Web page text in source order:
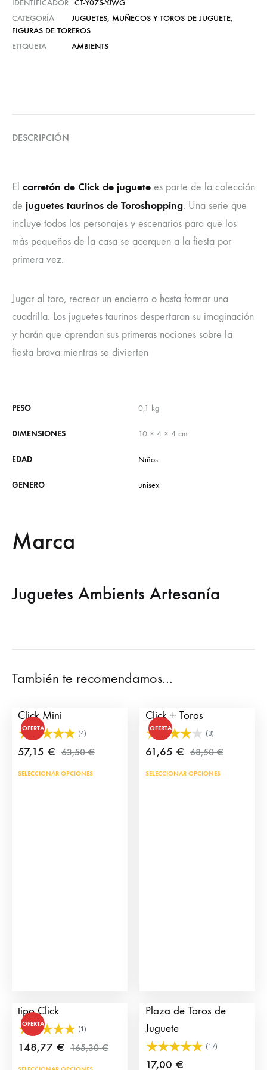
IDENTIFICADOR CT-Y07S-YJWG
CATEGORÍA
JUGUETES, MUÑECOS Y TOROS DE JUGUETE,
FIGURAS DE TOREROS
ETIQUETA
AMBIENTS
DESCRIPCIÓN
El carretón de Click de juguete es parte de la colección
de juguetes taurinos de Toroshopping. Una serie que
incluye todos los personajes y escenarios para que los
más pequeños de la casa se acerquen a la fiesta por
primera vez.
Jugar al toro, recrear un encierro o hasta formar una
cuadrilla. Los juguetes taurinos despertaran su imaginación
y harán que aprendan sus primeras nociones sobre la
fiesta brava mientras se divierten
PESO 0,1 kg
DIMENSIONES 10 × 4 × 4 cm
EDAD Niños
GENERO unisex
Marca
Juguetes Ambients Artesanía
También te recomendamos…
OFERTA
Click Mini
(4)
57,15 € 63,50€
SELECCIONAR OPCIONES
OFERTA
Click + Toros
(3)
61,65 € 68,50€
SELECCIONAR OPCIONES
OFERTA
tipo Click
(1)
148,77 € 165,30€
Plaza de Toros de
Juguete
(17)
17,00 €